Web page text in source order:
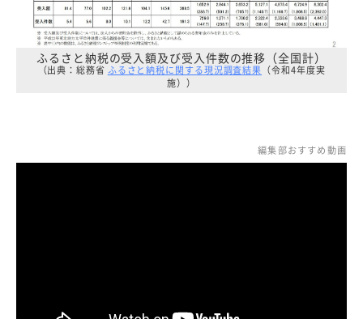
ふるさと納税の受入額及び受入件数の推移（全国計）
（出典：総務省 ふるさと納税に関する現況調査結果 （令和4年度実
施））
編集部おすすめ動画